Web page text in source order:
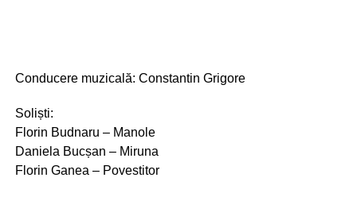
Conducere muzicală: Constantin Grigore
Soliști:
Florin Budnaru – Manole
Daniela Bucșan – Miruna
Florin Ganea – Povestitor